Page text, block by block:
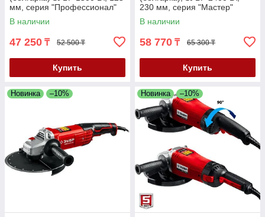
мм, серия "Профессионал"
(УШМ-П125-1500 ЭПСТ)
В наличии
47 250 ₸ 52 500 ₸
Купить
230 мм, серия "Мастер"
(УШМ-230-2405 П)
В наличии
58 770 ₸ 65 300 ₸
Купить
Новинка –10% Новинка –10%